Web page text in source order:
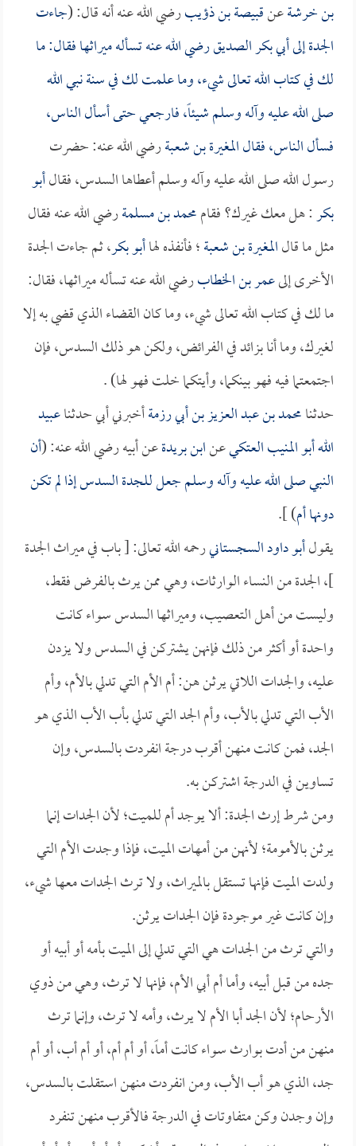
بن خرشةعنقبيصة بن ذؤيبرضي الله عنه أنه قال: (جاءت
الجدة إلىأبي بكر الصديقرضي الله عنه تسأله ميراثها فقال: ما
لك في كتاب الله تعالى شيء، وما علمت لك في سنة نبي الله
صلى الله عليه وآله وسلم شيئاً، فارجعي حتى أسأل الناس،
فسأل الناس، فقالالمغيرة بن شعبةرضي الله عنه: حضرت
رسول الله صلى الله عليه وآله وسلم أعطاها السدس، فقالأبو
بكر: هل معك غيرك؟ فقاممحمد بن مسلمةرضي الله عنه فقال
مثل ما قالالمغيرة بن شعبة؛ فأنفذه لهاأبو بكر، ثم جاءت الجدة
الأخرى إلىعمر بن الخطابرضي الله عنه تسأله ميراثها، فقال:
ما لك في كتاب الله تعالى شيء، وما كان القضاء الذي قضي به إلا
لغيرك، وما أنا بزائد في الفرائض، ولكن هو ذلك السدس، فإن
اجتمعتما فيه فهو بينكما، وأيتكما خلت فهو لها) .
حدثنامحمد بن عبد العزيز بن أبي رزمةأخبرني أبي حدثناعبيد
الله أبو المنيب العتكيعنابن بريدةعن أبيه رضي الله عنه: (أن
النبي صلى الله عليه وآله وسلم جعل للجدة السدس إذا لم تكن
دونها أم) ].
يقولأبو داود السجستانيرحمه الله تعالى: [ باب في ميراث الجدة
]، الجدة من النساء الوارثات، وهي ممن يرث بالفرض فقط،
وليست من أهل التعصيب، وميراثها السدس سواء كانت
واحدة أو أكثر من ذلك فإنهن يشتركن في السدس ولا يزدن
عليه، والجدات اللاتي يرثن هن: أم الأم التي تدلي بالأم، وأم
الأب التي تدلي بالأب، وأم الجد التي تدلي بأب الأب الذي هو
الجد، فمن كانت منهن أقرب درجة انفردت بالسدس، وإن
تساوين في الدرجة اشتركن به.
ومن شرط إرث الجدة: ألا يوجد أم للميت؛ لأن الجدات إنما
يرثن بالأمومة؛ لأنهن من أمهات الميت، فإذا وجدت الأم التي
ولدت الميت فإنها تستقل بالميراث، ولا ترث الجدات معها شيء،
وإن كانت غير موجودة فإن الجدات يرثن.
والتي ترث من الجدات هي التي تدلي إلى الميت بأمه أو أبيه أو
جده من قبل أبيه، وأما أم أبي الأم، فإنها لا ترث، وهي من ذوي
الأرحام؛ لأن الجد أبا الأم لا يرث، وأمه لا ترث، وإنما ترث
منهن من أدت بوارث سواء كانت أماً، أو أم أم، أو أم أب، أو أم
جد، الذي هو أب الأب، ومن انفردت منهن استقلت بالسدس،
وإن وجدن وكن متفاوتات في الدرجة فالأقرب منهن تنفرد